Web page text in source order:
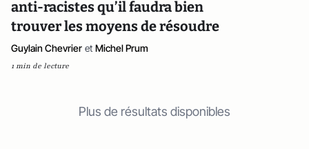
anti-racistes qu’il faudra bien
trouver les moyens de résoudre
Guylain Chevrier et Michel Prum
1 min de lecture
Plus de résultats disponibles